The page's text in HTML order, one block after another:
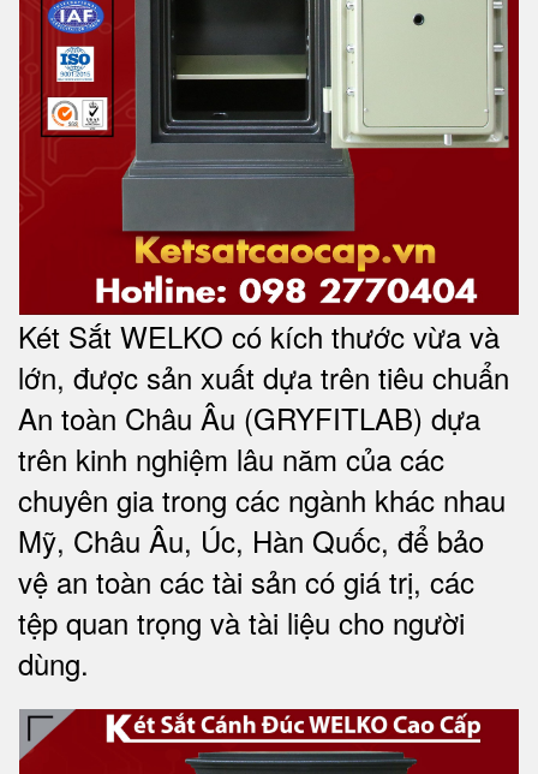
Két Sắt WELKO có kích thước vừa và
lớn, được sản xuất dựa trên tiêu chuẩn
An toàn Châu Âu (GRYFITLAB) dựa
trên kinh nghiệm lâu năm của các
chuyên gia trong các ngành khác nhau
Mỹ, Châu Âu, Úc, Hàn Quốc, để bảo
vệ an toàn các tài sản có giá trị, các
tệp quan trọng và tài liệu cho người
dùng.